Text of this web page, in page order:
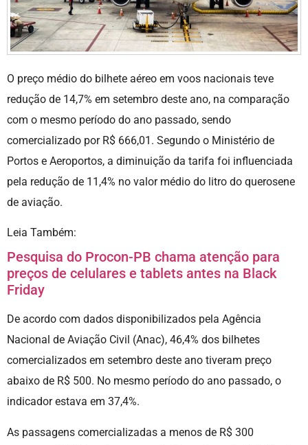
O preço médio do bilhete aéreo em voos nacionais teve
redução de 14,7% em setembro deste ano, na comparação
com o mesmo período do ano passado, sendo
comercializado por R$ 666,01. Segundo o Ministério de
Portos e Aeroportos, a diminuição da tarifa foi influenciada
pela redução de 11,4% no valor médio do litro do querosene
de aviação.
Leia Também:
Pesquisa do Procon-PB chama atenção para
preços de celulares e tablets antes na Black
Friday
De acordo com dados disponibilizados pela Agência
Nacional de Aviação Civil (Anac), 46,4% dos bilhetes
comercializados em setembro deste ano tiveram preço
abaixo de R$ 500. No mesmo período do ano passado, o
indicador estava em 37,4%.
As passagens comercializadas a menos de R$ 300